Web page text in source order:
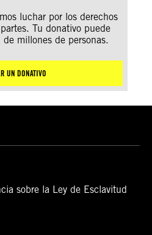
luchar por los derechos
Tu donativo puede
millones de personas.
UN DONATIVO
sobre la Ley de Esclavitud